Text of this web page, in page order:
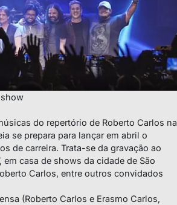
do repertório de Roberto Carlos na
se prepara para lançar em abril o
de carreira. Trata-se da gravação ao
casa de shows da cidade de São
Carlos, entre outros convidados
(Roberto Carlos e Erasmo Carlos,